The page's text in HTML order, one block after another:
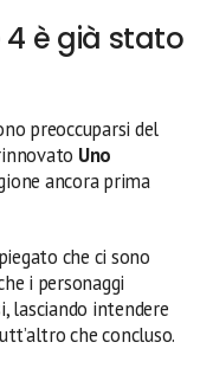
4 è già stato
preoccuparsi del
Uno
ancora prima
che ci sono
i personaggi
lasciando intendere
che concluso.